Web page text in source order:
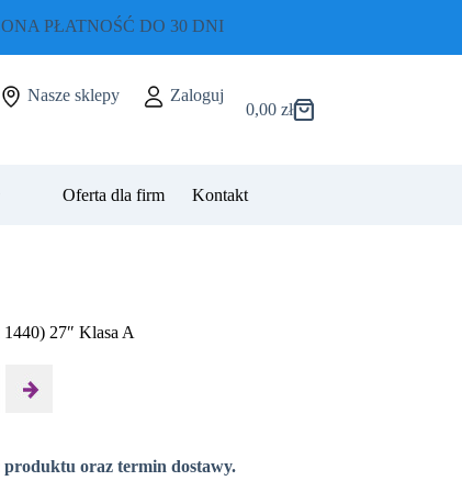
PŁATNOŚĆ DO 30 DNI
Nasze sklepy
Zaloguj
Koszyk
0,00 zł
Oferta dla firm Kontakt
27″ Klasa A
produktu oraz termin dostawy.